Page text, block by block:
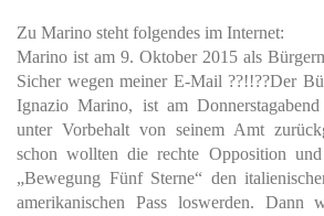
Zu Marino steht folgendes im Internet:
Marino ist am 9. Oktober 2015 als
Sicher wegen meiner E-Mail ??!!??Der
Ignazio Marino, ist am
unter Vorbehalt von seinem Amt
schon wollten die rechte Opposition
„Bewegung Fünf Sterne“ den
amerikanischen Pass loswerden. Dann